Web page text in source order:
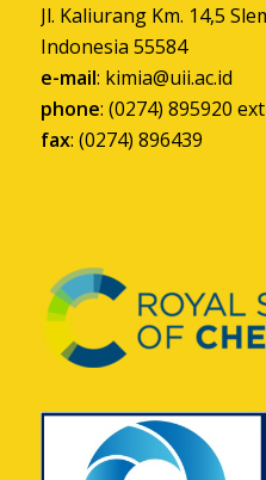
Jl. Kaliurang Km. 14,5
Indonesia 55584
e-mail: kimia@uii.ac.id
phone: (0274) 895920
fax: (0274) 896439